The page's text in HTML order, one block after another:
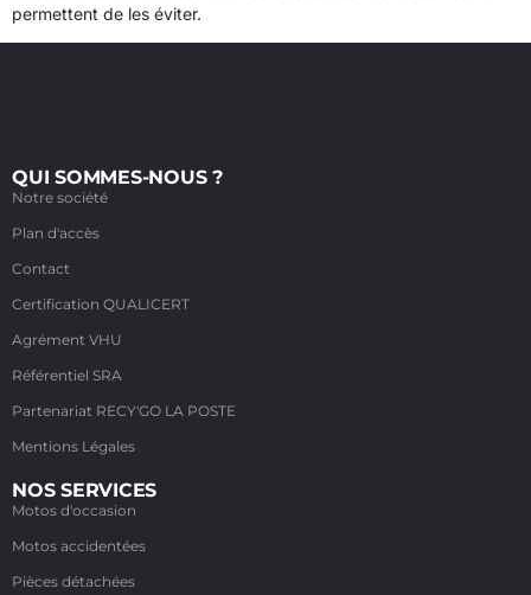
permettent de les éviter.
QUI SOMMES-NOUS ?
Notre société
Plan d'accès
Contact
Certification QUALICERT
Agrément VHU
Référentiel SRA
Partenariat RECY'GO LA POSTE
Mentions Légales
NOS SERVICES
Motos d'occasion
Motos accidentées
Pièces détachées